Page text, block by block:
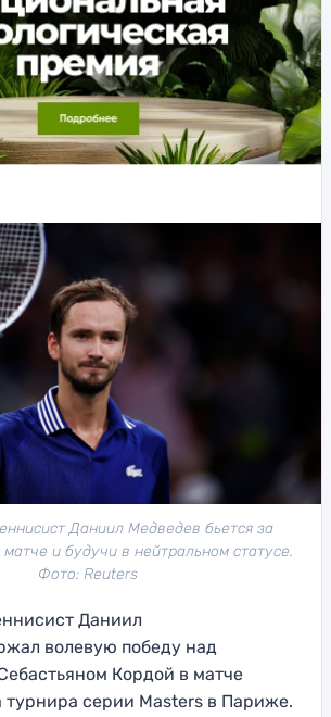
Даниил Медведев бьется за
и будучи в нейтральном статусе.
Фото: Reuters
Даниил
волевую победу над
Кордой в матче
турнира серии Masters в Париже.